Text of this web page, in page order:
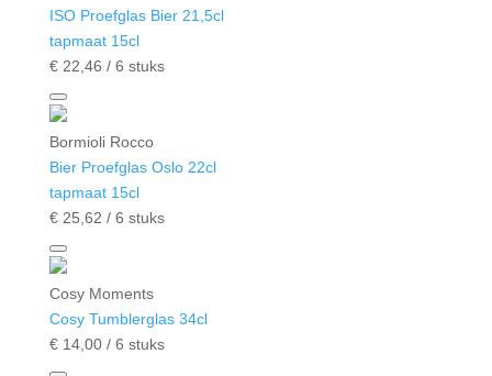
ISO Proefglas Bier 21,5cl
tapmaat 15cl
€ 22, 46 / 6 stuks
Bormioli Rocco
Bier Proefglas Oslo 22cl
tapmaat 15cl
€ 25, 62 / 6 stuks
Cosy Moments
Cosy Tumblerglas 34cl
€ 14, 00 / 6 stuks